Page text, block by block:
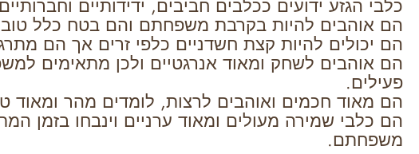
כלבי הגזע ידועים ככלבים חביבים, ידידותיים
הם אוהבים להיות בקרבת משפחתם והם בטח כלל
הם יכולים להיות קצת חשדניים כלפי זרים אך הם
הם אוהבים לשחק ומאוד אנרגטיים ולכן מתאימים
פעילים.
הם מאוד חכמים ואוהבים לרצות, לומדים מהר ומאוד
הם כלבי שמירה מעולים ומאוד ערניים וינבחו בזמן
משפחתם.